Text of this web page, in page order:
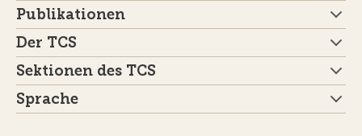
Publikationen
Der TCS
Sektionen des TCS
Sprache